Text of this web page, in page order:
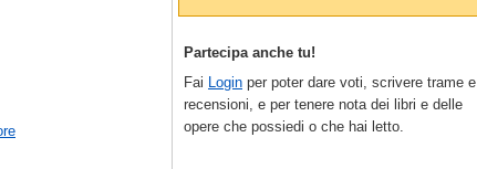
Partecipa anche tu!
Fai Login per poter dare voti, scrivere trame e
recensioni, e per tenere nota dei libri e delle
opere che possiedi o che hai letto.